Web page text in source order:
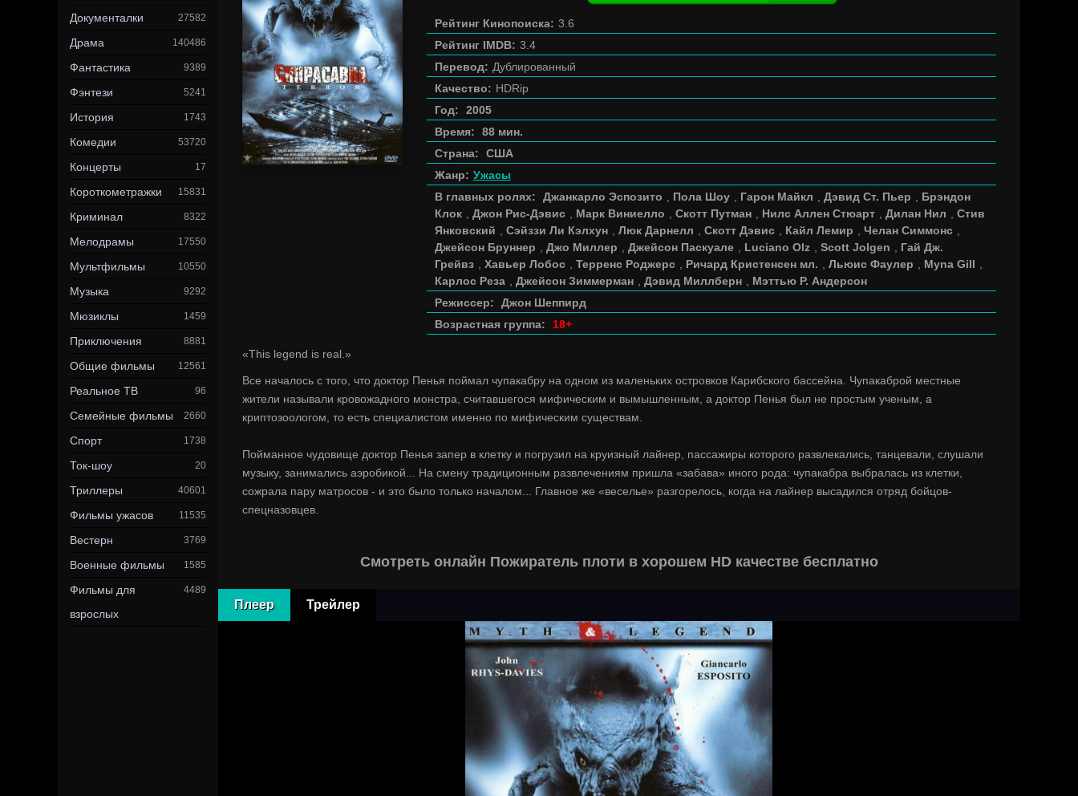
Документалки 27582
Драма 140486
Фантастика 9389
Фэнтези 5241
История 1743
Комедии 53720
Концерты 17
Короткометражки 15831
Криминал 8322
Мелодрамы 17550
Мультфильмы 10550
Музыка 9292
Мюзиклы 1459
Приключения 8881
Общие фильмы 12561
Реальное ТВ 96
Семейные фильмы 2660
Спорт 1738
Ток-шоу 20
Триллеры 40601
Фильмы ужасов 11535
Вестерн 3769
Военные фильмы 1585
Фильмы для
взрослых
4489
Рейтинг Кинопоиска: 3.6
Рейтинг IMDB: 3.4
Перевод: Дублированный
Качество: HDRip
Год:
2005
Время:
88 мин.
Страна:
США
Жанр: Ужасы
В главных ролях:
Джанкарло Эспозито Пола Шоу Гарон Майкл Дэвид Ст. Пьер
Брэндон
Клок
Джон Рис-Дэвис Марк Виниелло Скотт Путман Нилс Аллен Стюарт Дилан Нил
Стив
Янковский
Сэйззи Ли Кэлхун Люк Дарнелл Скотт Дэвис Кайл Лемир Челан Симмонс
Джейсон Бруннер
Джо Миллер Джейсон Паскуале Luciano Olz Scott Jolgen
Гай Дж.
Грейвз
Хавьер Лобос Терренс Роджерс Ричард Кристенсен мл. Льюис Фаулер Myna Gill
Карлос Реза
Джейсон Зиммерман Дэвид Миллберн
Мэттью Р. Андерсон
Режиссер:
Джон Шеппирд
Возрастная группа:
18+
«This legend is real.»
Все началось с того, что доктор Пенья поймал чупакабру на одном из маленьких островков Карибского бассейна. Чупакаброй местные
жители называли кровожадного монстра, считавшегося мифическим и вымышленным, а доктор Пенья был не простым ученым, а
криптозоологом, то есть специалистом именно по мифическим существам.
Пойманное чудовище доктор Пенья запер в клетку и погрузил на круизный лайнер, пассажиры которого развлекались, танцевали, слушали
музыку, занимались аэробикой... На смену традиционным развлечениям пришла «забава» иного рода: чупакабра выбралась из клетки,
сожрала пару матросов - и это было только началом... Главное же «веселье» разгорелось, когда на лайнер высадился отряд бойцов-
спецназовцев.
Смотреть онлайн Пожиратель плоти в хорошем HD качестве бесплатно
Плеер Трейлер